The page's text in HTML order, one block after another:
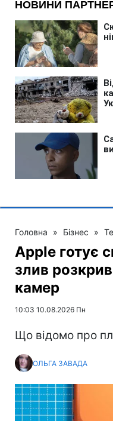
Головна » Бізнес »
Apple готує
злив
камер
10:03 10.08.2026 Пн
Що відомо про
ОЛЬГА ЗАВАДА